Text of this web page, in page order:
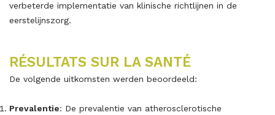
verbeterde implementatie van klinische richtlijnen in de
eerstelijnszorg.
RÉSULTATS SUR LA SANTÉ
De volgende uitkomsten werden beoordeeld:
Prevalentie: De prevalentie van atherosclerotische